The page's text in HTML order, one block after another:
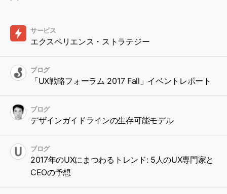
サービス
エクスペリエンス・ストラテジー
ブログ
「UX戦略フォーラム 2017 Fall」イベントレポート
ブログ
デザインガイドラインの生存可能モデル
ブログ
2017年のUXにまつわるトレンド: 5人のUX専門家と
CEOの予想